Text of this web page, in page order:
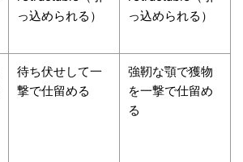
っ込められる）
っ込められる）
待ち伏せして一
撃で仕留める
強靭な顎で獲物
を一撃で仕留め
る